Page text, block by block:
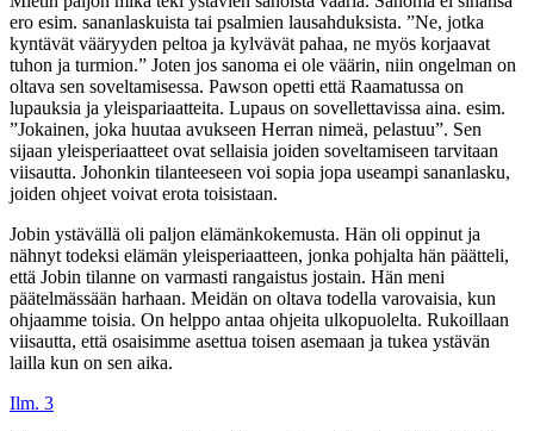
ero esim. sananlaskuista tai psalmien lausahduksista. ”Ne, jotka
kyntävät vääryyden peltoa ja kylvävät pahaa, ne myös korjaavat
tuhon ja turmion.” Joten jos sanoma ei ole väärin, niin ongelman on
oltava sen soveltamisessa. Pawson opetti että Raamatussa on
lupauksia ja yleispariaatteita. Lupaus on sovellettavissa aina. esim.
”Jokainen, joka huutaa avukseen Herran nimeä, pelastuu”. Sen
sijaan yleisperiaatteet ovat sellaisia joiden soveltamiseen tarvitaan
viisautta. Johonkin tilanteeseen voi sopia jopa useampi sananlasku,
joiden ohjeet voivat erota toisistaan.
Jobin ystävällä oli paljon elämänkokemusta. Hän oli oppinut ja
nähnyt todeksi elämän yleisperiaatteen, jonka pohjalta hän päätteli,
että Jobin tilanne on varmasti rangaistus jostain. Hän meni
päätelmässään harhaan. Meidän on oltava todella varovaisia, kun
ohjaamme toisia. On helppo antaa ohjeita ulkopuolelta. Rukoillaan
viisautta, että osaisimme asettua toisen asemaan ja tukea ystävän
lailla kun on sen aika.
Ilm. 3